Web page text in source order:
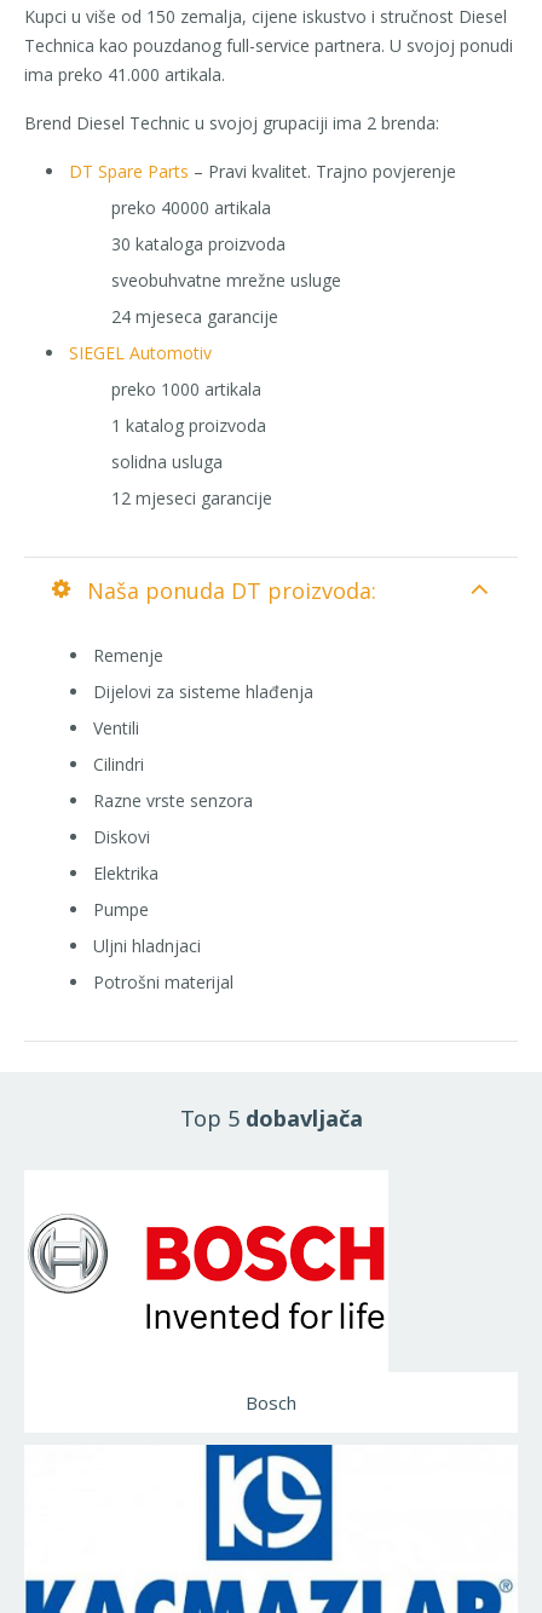
Kupci u više od 150 zemalja, cijene iskustvo i stručnost Diesel
Technica kao pouzdanog full-service partnera. U svojoj ponudi
ima preko 41.000 artikala.
Brend Diesel Technic u svojoj grupaciji ima 2 brenda:
DT Spare Parts – Pravi kvalitet. Trajno povjerenje
preko 40000 artikala
30 kataloga proizvoda
sveobuhvatne mrežne usluge
24 mjeseca garancije
SIEGEL Automotiv
preko 1000 artikala
1 katalog proizvoda
solidna usluga
12 mjeseci garancije
Naša ponuda DT proizvoda:
Remenje
Dijelovi za sisteme hlađenja
Ventili
Cilindri
Razne vrste senzora
Diskovi
Elektrika
Pumpe
Uljni hladnjaci
Potrošni materijal
Top 5 dobavljača
Bosch